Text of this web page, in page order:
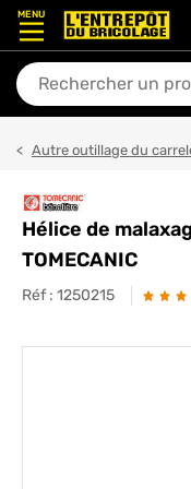
MENU
En quoi puis-je vous
Autre outillage du
Hélice de
TOMECANIC
Réf : 1250215